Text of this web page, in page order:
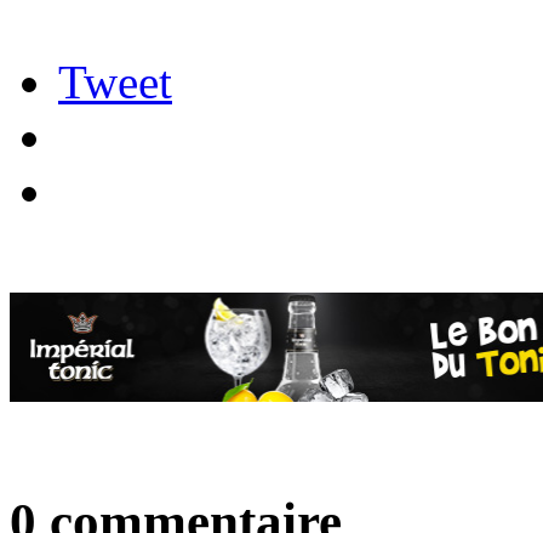
Tweet